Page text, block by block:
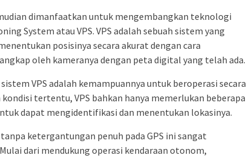
dimanfaatkan untuk mengembangkan teknologi
System atau VPS. VPS adalah sebuah sistem yang
posisinya secara akurat dengan cara
oleh kameranya dengan peta digital yang telah ada.
VPS adalah kemampuannya untuk beroperasi secara
kondisi tertentu, VPS bahkan hanya memerlukan beberapa
dapat mengidentifikasi dan menentukan lokasinya.
ketergantungan penuh pada GPS ini sangat
dari mendukung operasi kendaraan otonom,